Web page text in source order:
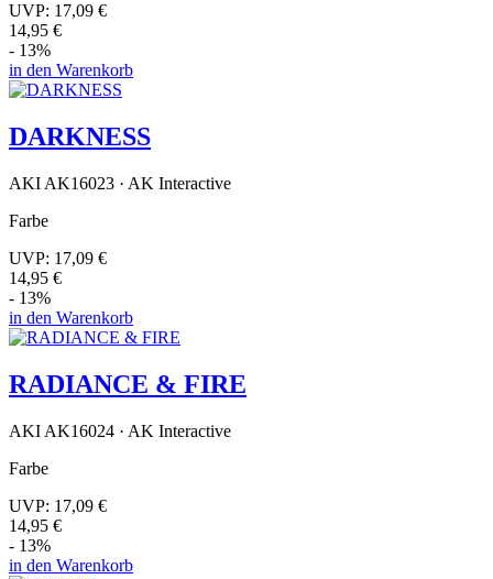
UVP: 17,09 €
14,95 €
- 13%
in den Warenkorb
DARKNESS
AKI AK16023 · AK Interactive
Farbe
UVP: 17,09 €
14,95 €
- 13%
in den Warenkorb
RADIANCE & FIRE
AKI AK16024 · AK Interactive
Farbe
UVP: 17,09 €
14,95 €
- 13%
in den Warenkorb